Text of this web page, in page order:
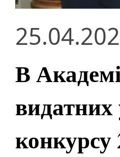
В
конкурсу